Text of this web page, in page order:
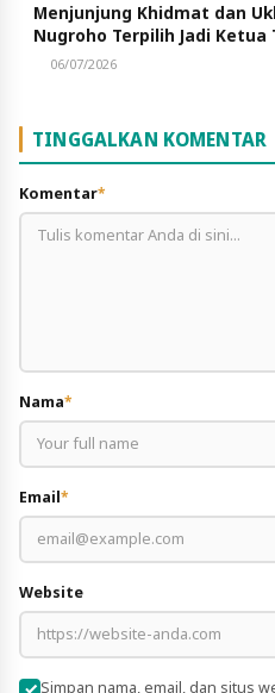
Menjunjung Khidmat dan
Nugroho Terpilih Jadi Ketua
06/07/2026
TINGGALKAN KOMENTAR
Komentar*
Nama*
Email*
Website
Simpan nama, email, dan situs